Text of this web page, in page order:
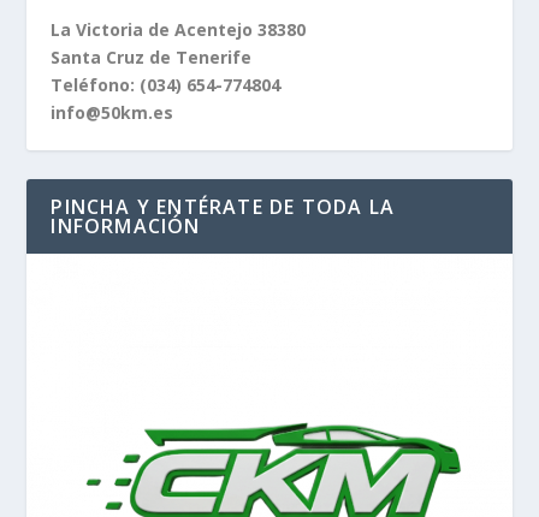
La Victoria de Acentejo 38380
Santa Cruz de Tenerife
Teléfono: (034) 654-774804
info@50km.es
PINCHA Y ENTÉRATE DE TODA LA
INFORMACIÓN